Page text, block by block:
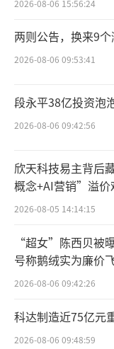
天士力出
张，扩大自身
扩张致商誉
漱玉平民
业，势力范围
月登陆创业板
值榜》中，公
截至今年6
黑龙江、福建
门店3868家，
河南省仅有8家
2026-08-06 15:56:24
两则公告，换来9
2026-08-06 09:53:41
段永平38亿投资泡
2026-08-06 09:42:56
欣天科技易主背后
概念+AI营销”溢价
验
2026-08-05 14:14:15
“超女”陈西贝被
号称鹅绒实为廉价
百万元
2026-08-06 09:42:26
科达制造近75亿元
2026-08-06 09:48:59